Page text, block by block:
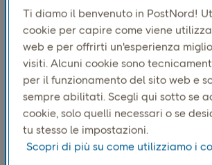
Risultati chiave:
Forte crescita dell'e-commerce:
nonostante le sfide geopolitiche
economica, l'e-commerce
tutta la Scandinavia. Le vendite
costante aumento, mentre quelle
arrancano. Questa tendenza
Ti diamo il benvenuto in PostNord!
cookie per capire come viene
web e per offrirti un'esperienza
visiti. Alcuni cookie sono
per il funzionamento del sito web e
sempre abilitati. Scegli qui sotto se
cookie, solo quelli necessari o se
tu stesso le impostazioni.
Scopri di più su come utilizziamo i